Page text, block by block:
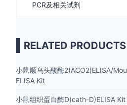
PCR及相关试剂
RELATED PRODUCTS
小鼠顺乌头酸酶2(ACO2)ELISA/
ELISA Kit
小鼠组织蛋白酶D(cath-D)ELISA